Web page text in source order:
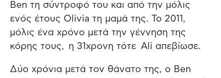
Βen τη σύντροφό του και από την μόλις
ενός έτους Οlivia τη μαμά της. Το 2011,
μόλις ένα χρόνο μετά την γέννηση της
κόρης τους, η 31χρονη τότε Ali απεβίωσε.
Δύο χρόνια μετά τον θάνατο της, ο Ben